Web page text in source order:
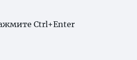
Ctrl+Enter